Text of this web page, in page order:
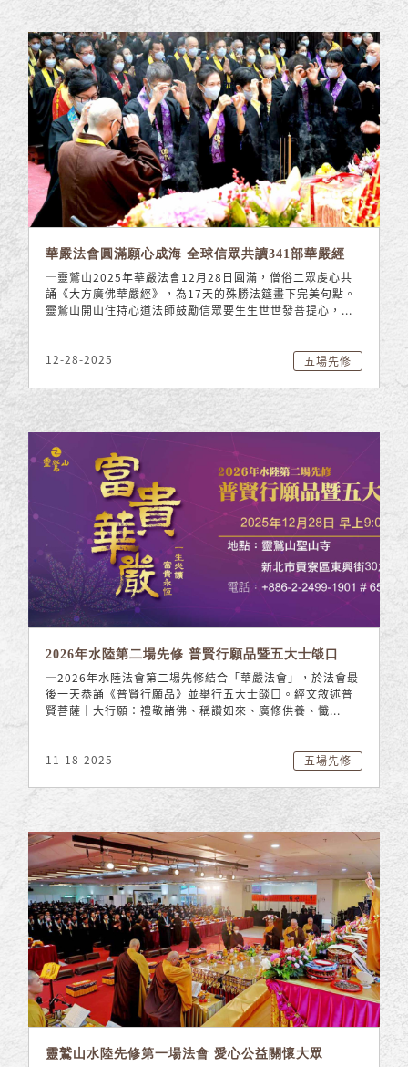
華嚴法會圓滿願心成海 全球信眾共讀341部華嚴經
—靈鷲山2025年華嚴法會12月28日圓滿，僧俗二眾虔心共
誦《大方廣佛華嚴經》，為17天的殊勝法筵畫下完美句點。
靈鷲山開山住持心道法師鼓勵信眾要生生世世發菩提心，...
12-28-2025 五場先修
2026年水陸第二場先修 普賢行願品暨五大士燄口
—2026年水陸法會第二場先修結合「華嚴法會」，於法會最
後一天恭誦《普賢行願品》並舉行五大士燄口。經文敘述普
賢菩薩十大行願：禮敬諸佛、稱讚如來、廣修供養、懺...
11-18-2025 五場先修
靈鷲山水陸先修第一場法會 愛心公益關懷大眾